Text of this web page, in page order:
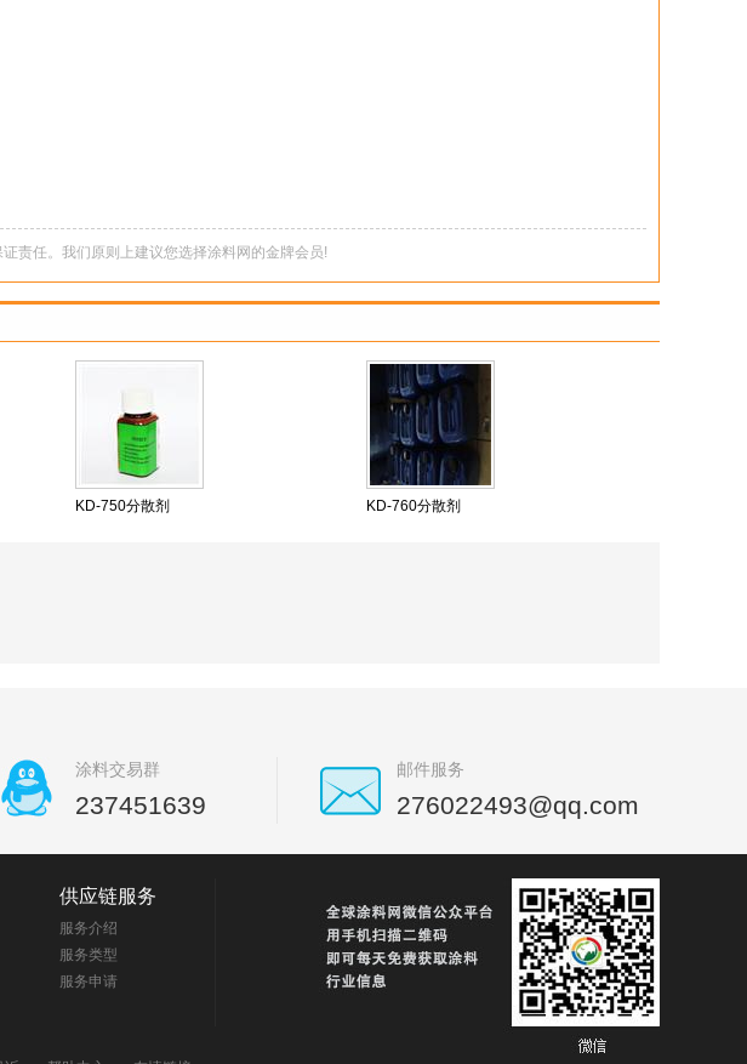
责任。我们原则上建议您选择涂料网的金牌会员!
KD-750分散剂 KD-760分散剂
涂料交易群
237451639
邮件服务
276022493@qq.com
供应链服务
服务介绍
服务类型
服务申请